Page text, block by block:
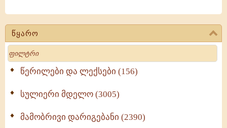
წყარო
Search
წერილები და ლექსები (156)
სულიერი მდელო (3005)
მამობრივი დარიგებანი (2390)